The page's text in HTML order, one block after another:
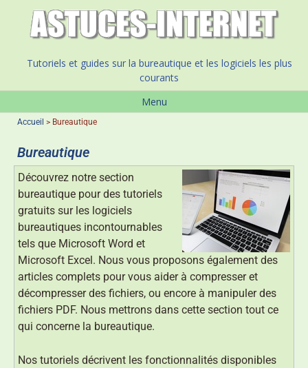
Tutoriels et guides sur la bureautique et les logiciels les plus
courants
Menu
Accueil > Bureautique
Bureautique
Découvrez notre section
bureautique pour des tutoriels
gratuits sur les logiciels
bureautiques incontournables
tels que Microsoft Word et
Microsoft Excel. Nous vous proposons également des
articles complets pour vous aider à compresser et
décompresser des fichiers, ou encore à manipuler des
fichiers PDF. Nous mettrons dans cette section tout ce
qui concerne la bureautique.
Nos tutoriels décrivent les fonctionnalités disponibles